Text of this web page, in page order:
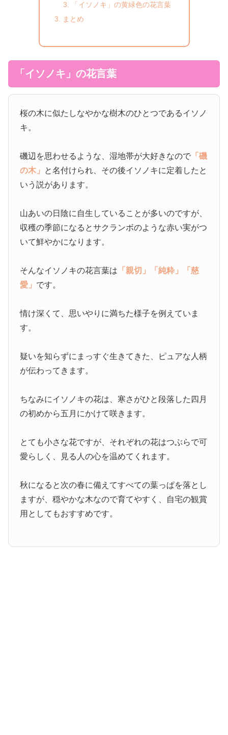
「イソノキ」の黄緑色の花言葉
まとめ
「イソノキ」の花言葉
桜の木に似たしなやかな樹木のひとつであるイソノ
キ。
磯辺を思わせるような、湿地帯が大好きなので 「磯
の木」 と名付けられ、その後イソノキに定着したと
いう説があります。
山あいの日陰に自生していることが多いのですが、
収穫の季節になるとサクランボのような赤い実がつ
いて鮮やかになります。
そんなイソノキの花言葉は 「親切」 「純粋」
「慈
愛」 です。
情け深くて、思いやりに満ちた様子を例えていま
す。
疑いを知らずにまっすぐ生きてきた、ピュアな人柄
が伝わってきます。
ちなみにイソノキの花は、寒さがひと段落した四月
の初めから五月にかけて咲きます。
とても小さな花ですが、それぞれの花はつぶらで可
愛らしく、見る人の心を温めてくれます。
秋になると次の春に備えてすべての葉っぱを落とし
ますが、穏やかな木なので育てやすく、自宅の観賞
用としてもおすすめです。